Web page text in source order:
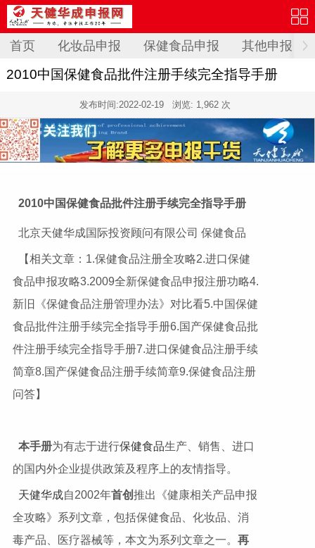
首页 化妆品申报 保健食品申报 其他申报
2010中国保健食品批件注册手续完全指导手册
发布时间:2022-02-19 浏览: 1,962 次
2010中国保健食品批件注册手续完全指导手册
北京天健华成国际投资顾问有限公司 保健食品
【相关文章：1.保健食品注册全攻略2.进口保健
食品申报攻略3.2009全新保健食品申报注册功略4.
新旧《保健食品注册管理办法》对比看5.中国保健
食品批件注册手续完全指导手册6.国产保健食品批
件注册手续完全指导手册7.进口保健食品注册手续
简章8.国产保健食品注册手续简章9.保健食品注册
问答】
本手册为有志于进行保健食品生产、销售、进口
的国内外企业提供政策及程序上的友情指导。
天健华成自2002年首创推出《健康相关产品申报
全攻略》系列文章，包括保健食品、化妆品、消
毒产品、医疗器械等，本文为系列文章之一。 再